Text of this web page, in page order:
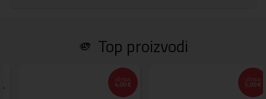
🫵 Top proizvodi
UŠTEDA
4,00 €
UŠTEDA
5,00 €